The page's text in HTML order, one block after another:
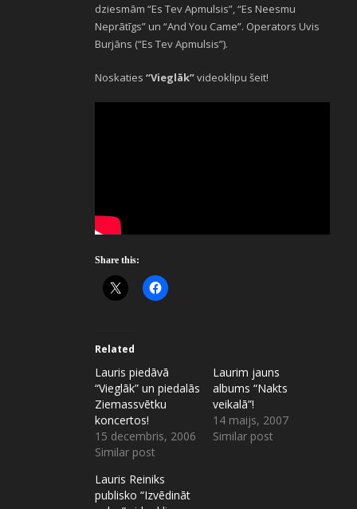
dziesmām “Es Tev Apmulsis”, “Es Neesmu
Neprātīgs” un “And You Came”. Operators Uvis
Burjāns (“Es Tev Apmulsis”).
Noskaties “Vieglāk”videoklipu šeit!
Share this:
Related
Lauris piedāvā
“Vieglāk” un piedalās
Ziemassvētku
koncertos!
15 decembris, 2006
Similar post
Laurim jauns
albums “Nakts
veikalā”!
14 maijs, 2007
Similar post
Lauris Reiniks
publisko “Izvēdināt